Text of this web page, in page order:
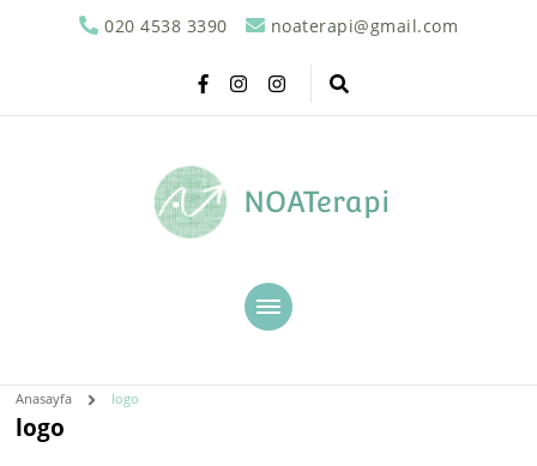
020 4538 3390 noaterapi@gmail.com
NOATerapi
Anasayfa logo
logo